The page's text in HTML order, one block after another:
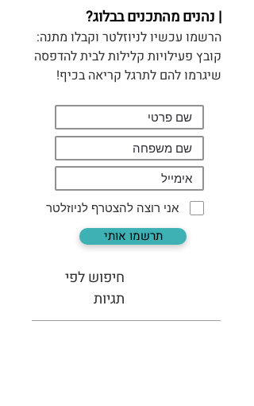
| נהנים מהתכנים בבלוג?
הרשמו עכשיו לניוזלטר וקבלו מתנה:
קובץ פעילויות קלילות לבית להדפסה
שיגרמו להם לתרגל קריאה בכיף!
אני רוצה להצטרף לניוזלטר
תרשמו אותי
חיפוש לפי
תגיות